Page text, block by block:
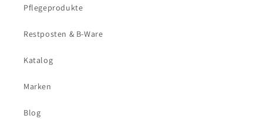
Pflegeprodukte
Restposten & B-Ware
Katalog
Marken
Blog